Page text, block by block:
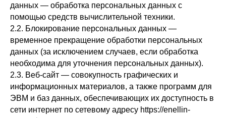
данных — обработка персональных данных с
помощью средств вычислительной техники.
2.2. Блокирование персональных данных —
временное прекращение обработки персональных
данных (за исключением случаев, если обработка
необходима для уточнения персональных данных).
2.3. Веб-сайт — совокупность графических и
информационных материалов, а также программ для
ЭВМ и баз данных, обеспечивающих их доступность в
сети интернет по сетевому адресу https://enellin-